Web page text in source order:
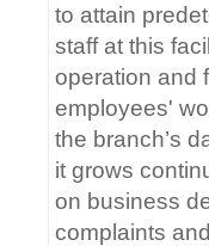
to attain
staff at this
operation and
employees'
the branch’s
it grows
on business
complaints